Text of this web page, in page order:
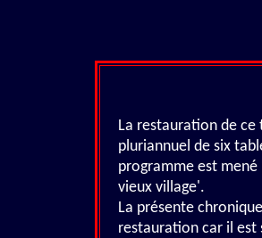
La restauration de
pluriannuel de six
programme est
vieux village'.
La présente
restauration car il est